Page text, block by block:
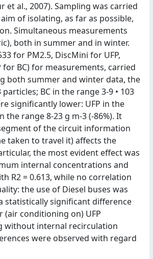
al., 2007). Sampling was carried
of isolating, as far as possible,
Simultaneous measurements
both in summer and in winter.
for PM2.5, DiscMini for UFP,
for BC) for measurements, carried
both summer and winter data, the
BC in the range 3-9 • 103
significantly lower: UFP in the
the range 8-23 g m-3 (-86%). It
of the circuit information
taken to travel it) affects the
the most evident effect was
internal concentrations and
R2 = 0.613, while no correlation
the use of Diesel buses was
statistically significant difference
conditioning on) UFP
without internal recirculation
were observed with regard